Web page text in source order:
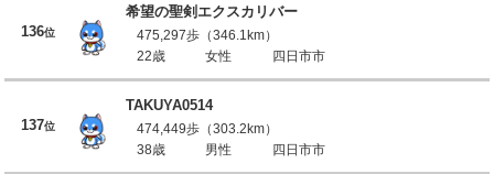
136位
希望の聖剣エクスカリバー
475,297歩（346.1km）
22歳
女性 四日市市
137位
TAKUYA0514
474,449歩（303.2km）
38歳
男性 四日市市